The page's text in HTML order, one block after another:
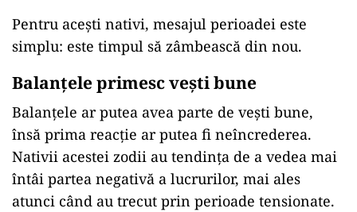
Pentru acești nativi, mesajul perioadei este
simplu: este timpul să zâmbească din nou.
Balanțele primesc vești bune
Balanțele ar putea avea parte de vești bune,
însă prima reacție ar putea fi neîncrederea.
Nativii acestei zodii au tendința de a vedea mai
întâi partea negativă a lucrurilor, mai ales
atunci când au trecut prin perioade tensionate.